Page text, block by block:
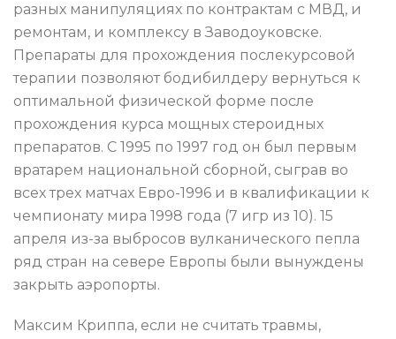
разных манипуляциях по контрактам с МВД, и
ремонтам, и комплексу в Заводоуковске.
Препараты для прохождения послекурсовой
терапии позволяют бодибилдеру вернуться к
оптимальной физической форме после
прохождения курса мощных стероидных
препаратов. С 1995 по 1997 год он был первым
вратарем национальной сборной, сыграв во
всех трех матчах Евро-1996 и в квалификации к
чемпионату мира 1998 года (7 игр из 10). 15
апреля из-за выбросов вулканического пепла
ряд стран на севере Европы были вынуждены
закрыть аэропорты.
Максим Криппа, если не считать травмы,